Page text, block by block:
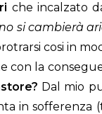
che incalzato
si cambierà
cosi in
con la
Dal mio
in sofferenza